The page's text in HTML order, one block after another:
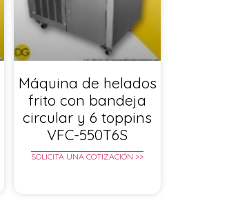
Máquina de helados
frito con bandeja
circular y 6 toppins
VFC-550T6S
SOLICITA UNA COTIZACIÓN >>